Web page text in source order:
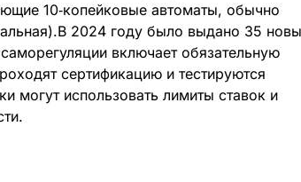
10‑копейковые автоматы, обычно
2024 году было выдано 35
включает обязательную
сертификацию и тестируются
могут использовать лимиты ставок и